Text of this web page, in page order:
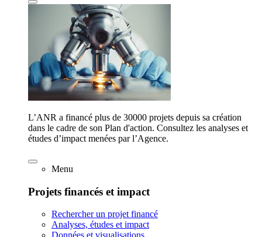
L’ANR a financé plus de 30000 projets depuis sa création
dans le cadre de son Plan d'action. Consultez les analyses et
études d’impact menées par l’Agence.
Menu
Projets financés et impact
Rechercher un projet financé
Analyses, études et impact